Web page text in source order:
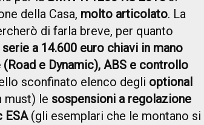
della Casa, molto articolato. La
di farla breve, per quanto
a 14.600 euro chiavi in mano
e Dynamic), ABS e controllo
sconfinato elenco degli optional
must) le sospensioni a regolazione
ESA(gli esemplari che le montano si